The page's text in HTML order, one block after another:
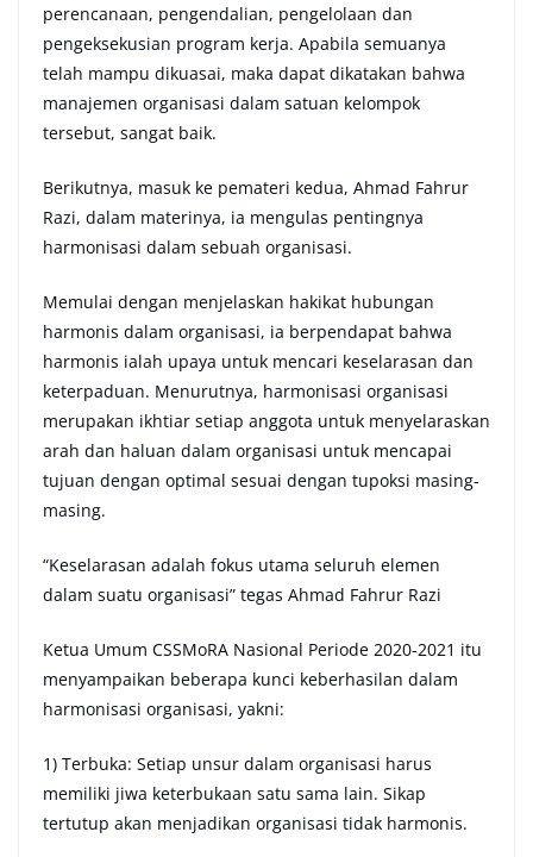
perencanaan, pengendalian, pengelolaan dan
pengeksekusian program kerja. Apabila semuanya
telah mampu dikuasai, maka dapat dikatakan bahwa
manajemen organisasi dalam satuan kelompok
tersebut, sangat baik.
Berikutnya, masuk ke pemateri kedua, Ahmad Fahrur
Razi, dalam materinya, ia mengulas pentingnya
harmonisasi dalam sebuah organisasi.
Memulai dengan menjelaskan hakikat hubungan
harmonis dalam organisasi, ia berpendapat bahwa
harmonis ialah upaya untuk mencari keselarasan dan
keterpaduan. Menurutnya, harmonisasi organisasi
merupakan ikhtiar setiap anggota untuk menyelaraskan
arah dan haluan dalam organisasi untuk mencapai
tujuan dengan optimal sesuai dengan tupoksi masing-
masing.
“Keselarasan adalah fokus utama seluruh elemen
dalam suatu organisasi” tegas Ahmad Fahrur Razi
Ketua Umum CSSMoRA Nasional Periode 2020-2021 itu
menyampaikan beberapa kunci keberhasilan dalam
harmonisasi organisasi, yakni:
1) Terbuka: Setiap unsur dalam organisasi harus
memiliki jiwa keterbukaan satu sama lain. Sikap
tertutup akan menjadikan organisasi tidak harmonis.